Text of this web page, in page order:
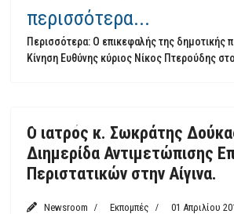
περισσότερα...
Περισσότερα: Ο επικεφαλής της δημοτικής
Κίνηση Ευθύνης κύριος Νίκος Πτερούδης
Featured
Ο ιατρός κ. Σωκράτης
Διημερίδα Αντιμετώπισης
Περιστατικών στην Αίγινα.
Newsroom Εκπομπές 01 Απριλίου